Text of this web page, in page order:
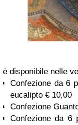
è disponibile nelle
Confezione da 6
eucalipto € 10,00
Confezione
Confezione da 6